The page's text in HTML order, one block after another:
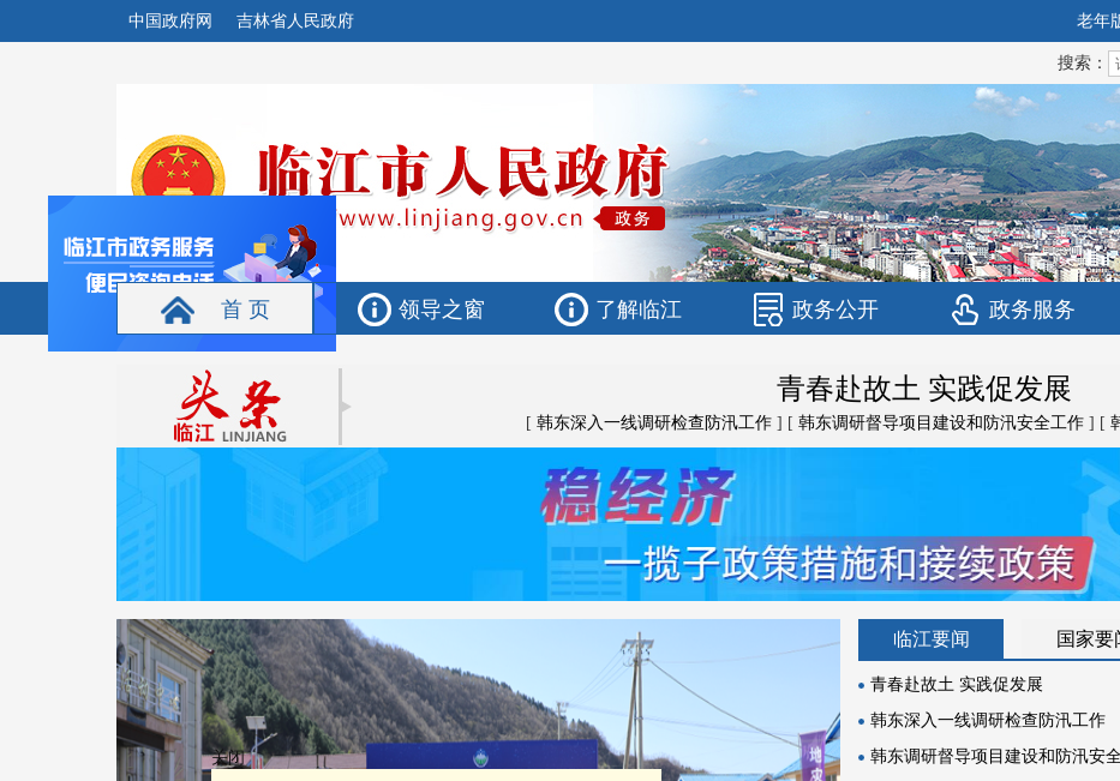
中国政府网 吉林省人民政府 老年
搜索：
首 页 领导之窗 了解临江 政务公开 政务服务
青春赴故土 实践促发展
[ 韩东深入一线调研检查防汛工作 ] [ 韩东调研督导项目建设和防汛安全工作 ] [
临江要闻 国家要
青春赴故土 实践促发展
韩东深入一线调研检查防汛工作
韩东调研督导项目建设和防汛安